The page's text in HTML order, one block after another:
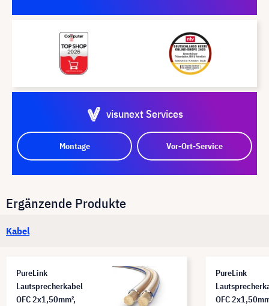
visunext Services
Montage Vor-Ort-Service
Ergänzende Produkte
Kabel
PureLink
Lautsprecherkabel
OFC 2x1,50mm²,
PureLink
OFC